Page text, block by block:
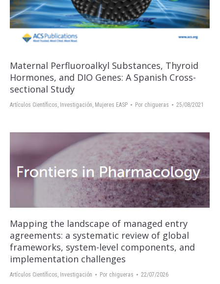
Maternal Perfluoroalkyl Substances, Thyroid
Hormones, and DIO Genes: A Spanish Cross-
sectional Study
Artículos Científicos, Investigación, Mujeres EASP Por chigueras 25/08/2021
Mapping the landscape of managed entry
agreements: a systematic review of global
frameworks, system-level components, and
implementation challenges
Artículos Científicos Investigación Por chigueras 22/07/2026